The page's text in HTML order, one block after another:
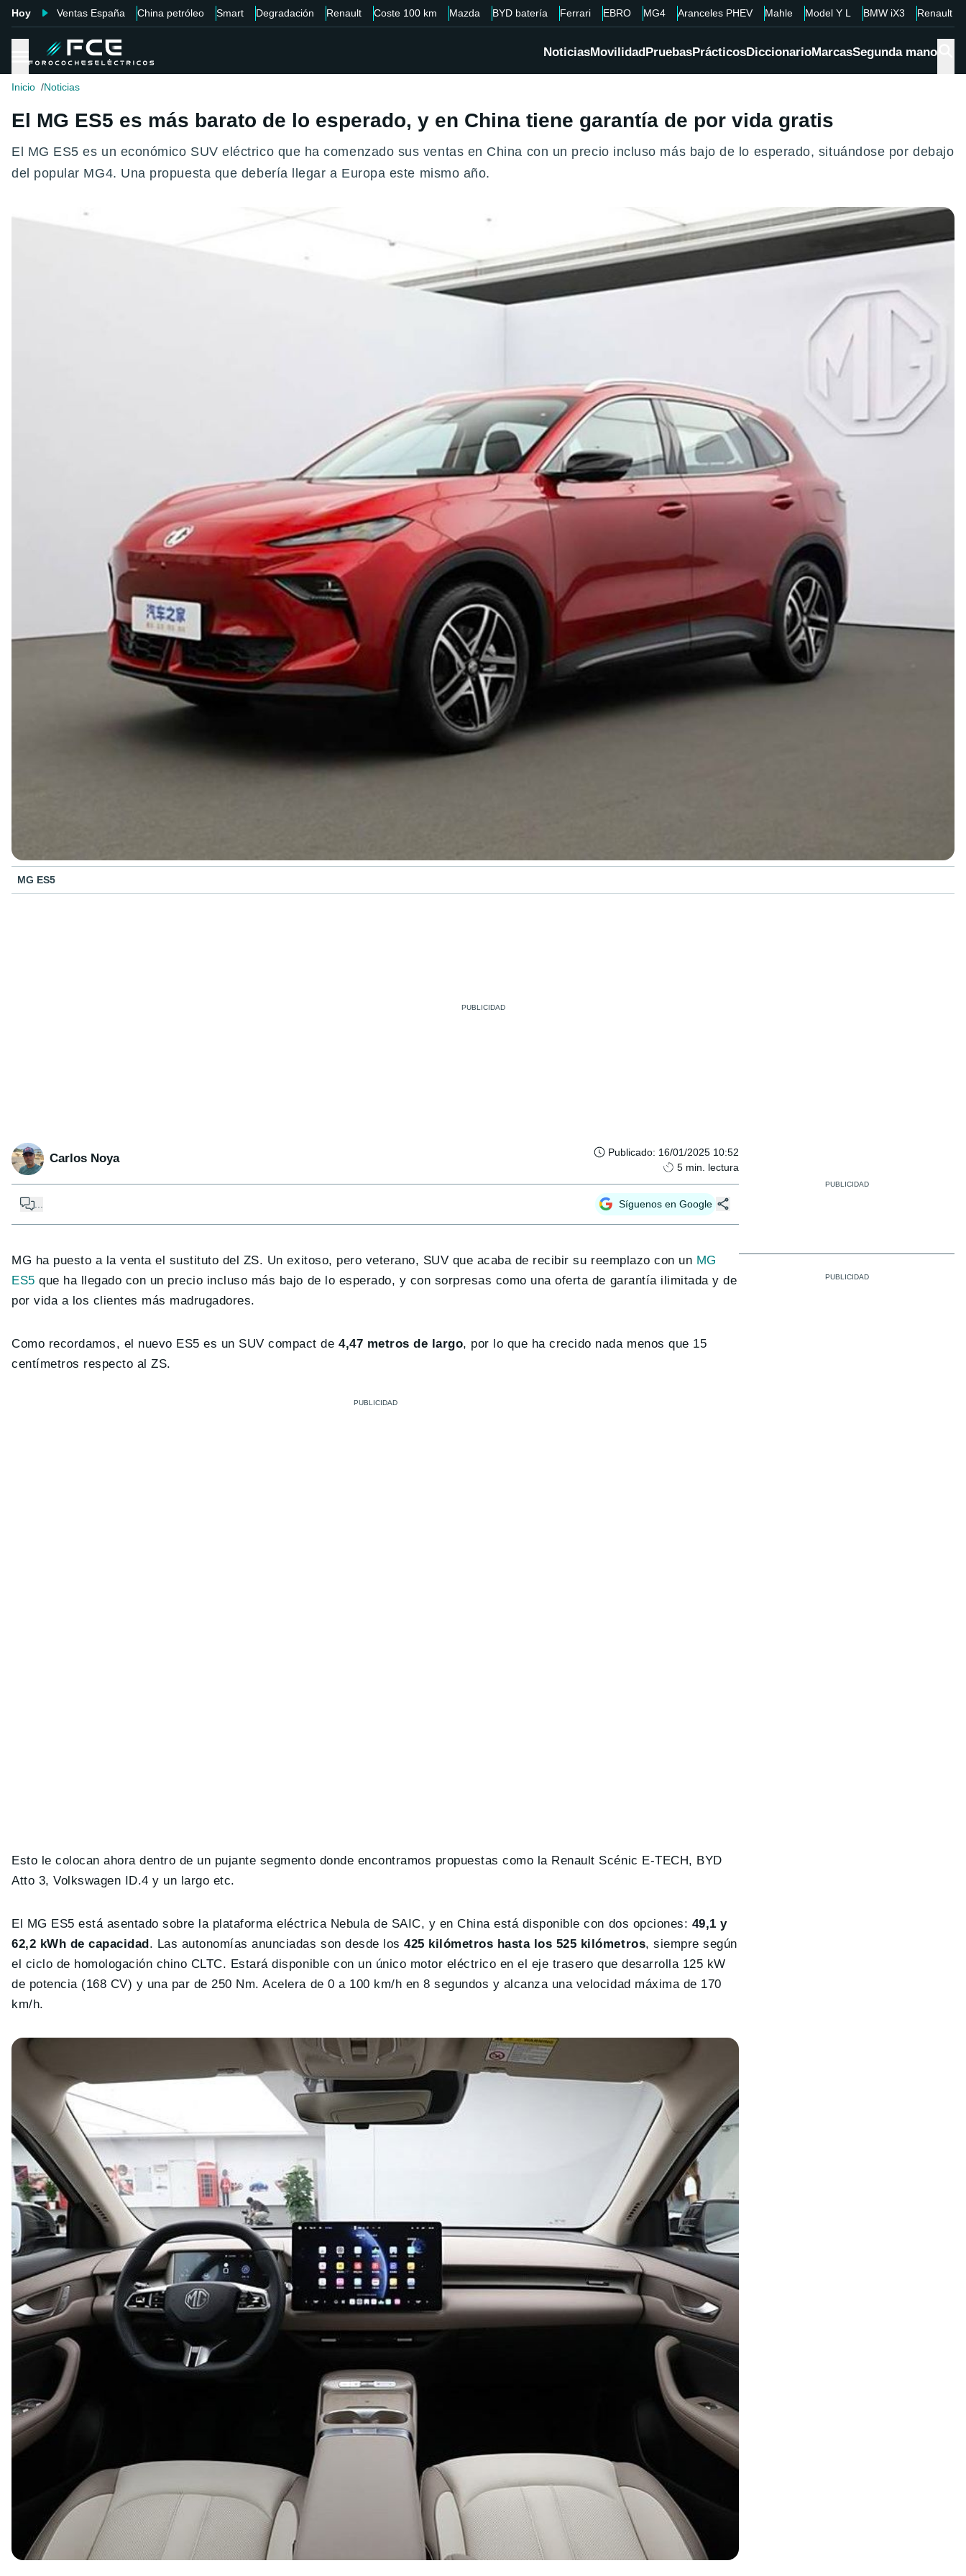
Hoy Ventas España China petróleo Smart Degradación Renault Coste 100 km Mazda BYD batería Ferrari EBRO MG4 Aranceles PHEV Mahle Model Y L BMW iX3 Renault
NoticiasMovilidadPruebasPrácticosDiccionarioMarcasSegunda mano
Inicio Noticias
El MG ES5 es más barato de lo esperado, y en China tiene garantía de por vida gratis
El MG ES5 es un económico SUV eléctrico que ha comenzado sus ventas en China con un precio incluso más bajo de lo esperado, situándose por debajo
del popular MG4. Una propuesta que debería llegar a Europa este mismo año.
MG ES5
Carlos Noya Publicado: 16/01/2025 10:52
5 min. lectura
Síguenos en Google
MG ha puesto a la venta el sustituto del ZS. Un exitoso, pero veterano, SUV que acaba de recibir su reemplazo con un MG
ES5 que ha llegado con un precio incluso más bajo de lo esperado, y con sorpresas como una oferta de garantía ilimitada y de
por vida a los clientes más madrugadores.
Como recordamos, el nuevo ES5 es un SUV compact de4,47 metros de largo, por lo que ha crecido nada menos que 15
centímetros respecto al ZS.
Esto le colocan ahora dentro de un pujante segmento donde encontramos propuestas como la Renault Scénic E-TECH, BYD
Atto 3, Volkswagen ID.4 y un largo etc.
El MG ES5 está asentado sobre la plataforma eléctrica Nebula de SAIC, y en China está disponible con dos opciones: 49,1 y
62,2 kWh de capacidad. Las autonomías anunciadas son desde los425 kilómetros hasta los 525 kilómetros, siempre según
el ciclo de homologación chino CLTC. Estará disponible con un único motor eléctrico en el eje trasero que desarrolla 125 kW
de potencia (168 CV) y una par de 250 Nm. Acelera de 0 a 100 km/h en 8 segundos y alcanza una velocidad máxima de 170
km/h.